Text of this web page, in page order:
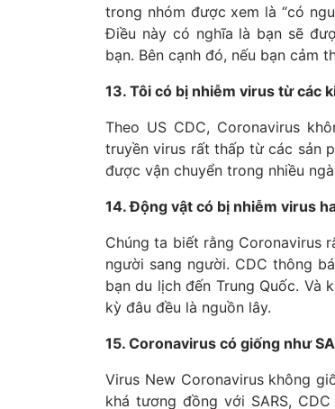
trong nhóm được xem là “có
Điều này có nghĩa là bạn sẽ
bạn. Bên cạnh đó, nếu bạn cảm
13. Tôi có bị nhiễm virus từ các
Theo US CDC, Coronavirus
truyền virus rất thấp từ các sản
được vận chuyển trong nhiều
14. Động vật có bị nhiễm virus
Chúng ta biết rằng Coronavirus
người sang người. CDC thông
bạn du lịch đến Trung Quốc.
kỳ đâu đều là nguồn lây.
15. Coronavirus có giống như
Virus New Coronavirus không
khá tương đồng với SARS,